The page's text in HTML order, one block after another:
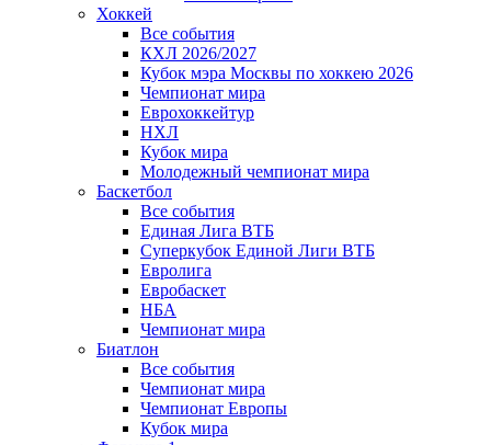
Хоккей
Все события
КХЛ 2026/2027
Кубок мэра Москвы по хоккею 2026
Чемпионат мира
Еврохоккейтур
НХЛ
Кубок мира
Молодежный чемпионат мира
Баскетбол
Все события
Единая Лига ВТБ
Суперкубок Единой Лиги ВТБ
Евролига
Евробаскет
НБА
Чемпионат мира
Биатлон
Все события
Чемпионат мира
Чемпионат Европы
Кубок мира